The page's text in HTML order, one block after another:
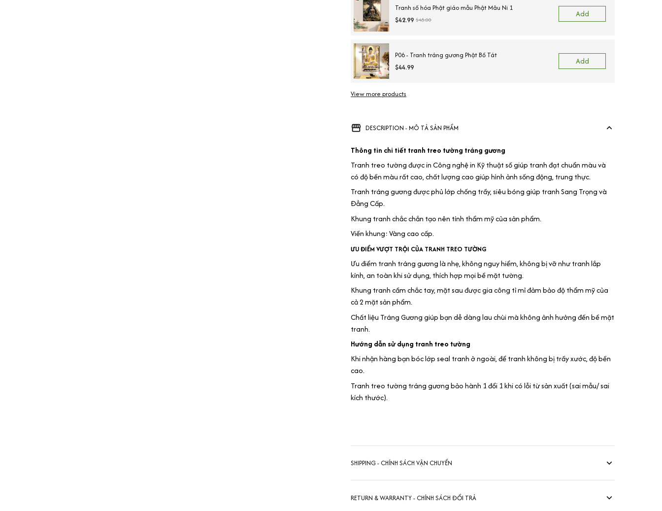
Tranh số hóa Phật giáo mẫu Phật Mâu Ni 1
$42.99 $45.00
Add
P06 - Tranh tráng gương Phật Bồ Tát
$44.99
Add
View more products
DESCRIPTION - MÔ TẢ SẢN PHẨM
Thông tin chi tiết tranh treo tường tráng gương
Tranh treo tường được in Công nghệ in Kỹ thuật số giúp tranh đạt chuẩn màu và
có độ bền màu rất cao, chất lượng cao giúp hình ảnh sống động, trung thực.
Tranh tráng gương được phủ lớp chống trầy, siêu bóng giúp tranh Sang Trọng và
Đẳng Cấp.
Khung tranh chắc chắn tạo nên tính thẩm mỹ của sản phẩm.
Viền khung: Vàng cao cấp.
ƯU ĐIỂM VƯỢT TRỘI CỦA TRANH TREO TƯỜNG
Ưu điểm tranh tráng gương là nhẹ, không nguy hiểm, không bị vỡ như tranh lắp
kính, an toàn khi sử dụng, thích hợp mọi bề mặt tường.
Khung tranh cầm chắc tay, mặt sau được gia công tỉ mỉ đảm bảo độ thẩm mỹ của
cả 2 mặt sản phẩm.
Chất liệu Tráng Gương giúp bạn dễ dàng lau chùi mà không ảnh hưởng đến bề mặt
tranh.
Hướng dẫn sử dụng tranh treo tường
Khi nhận hàng bạn bóc lớp seal tranh ở ngoài, để tranh không bị trầy xước, độ bền
cao.
Tranh treo tường tráng gương bảo hành 1 đổi 1 khi có lỗi từ sản xuất (sai mẫu/ sai
kích thước).
SHIPPING - CHÍNH SÁCH VẬN CHUYỂN
RETURN & WARRANTY - CHÍNH SÁCH ĐỔI TRẢ